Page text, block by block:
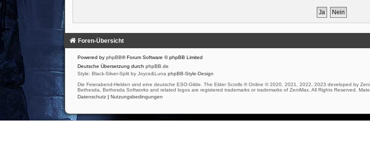
Foren-Übersicht
Powered by phpBB® Forum Software © phpBB Limited
Deutsche Übersetzung durch phpBB.de
Style: Black-Silver-Split by Joyce&Luna phpBB-Style-Design
Die Feierabend-Helden sind eine deutsche ESO-Gilde. The Elder Scrolls ® Online © 2020, 2021, 2022, 2023 developed by
Bethesda, Bethesda Softworks and related logos are registered trademarks or trademarks of ZeniMax. All Rights Reserved.
Datenschutz | Nutzungsbedingungen